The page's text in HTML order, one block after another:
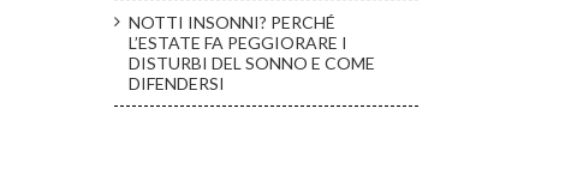
NOTTI INSONNI? PERCHÉ
L’ESTATE FA PEGGIORARE I
DISTURBI DEL SONNO E COME
DIFENDERSI